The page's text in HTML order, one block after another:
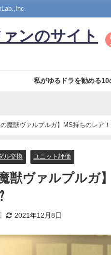
ンのサイト
私がゆるドラを勧める10
の魔獣ヴァルプルガ】MS持ちのレア
ル交換 ユニット評価
獣ヴァルプルガ
2021年12月8日